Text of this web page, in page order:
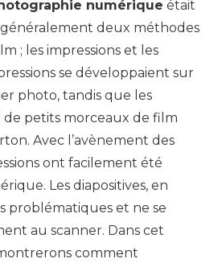
numérique était
généralement deux méthodes
; les impressions et les
se développaient sur
photo, tandis que les
de petits morceaux de film
Avec l’avènement des
ont facilement été
Les diapositives, en
problématiques et ne se
au scanner. Dans cet
comment